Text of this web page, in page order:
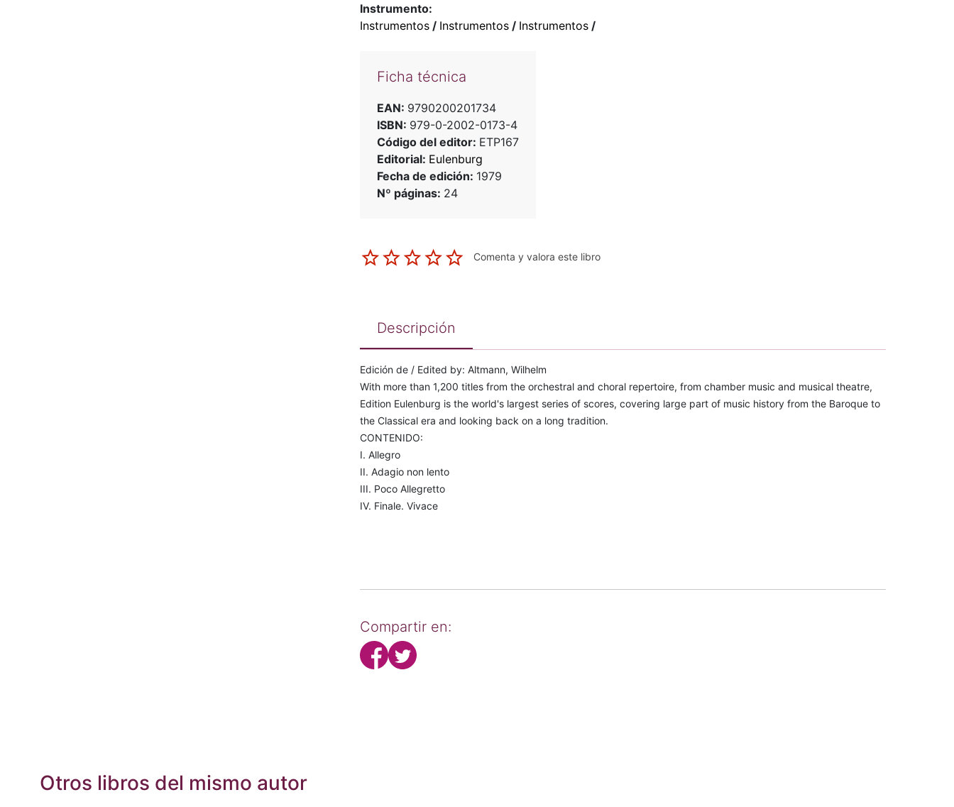
Instrumento:
Instrumentos/ Instrumentos/ Instrumentos/
Ficha técnica
EAN: 9790200201734
ISBN: 979-0-2002-0173-4
Código del editor: ETP167
Editorial: Eulenburg
Fecha de edición: 1979
Nº páginas: 24
Comenta y valora este libro
Descripción
Edición de / Edited by: Altmann, Wilhelm
With more than 1,200 titles from the orchestral and choral repertoire, from chamber music and musical theatre,
Edition Eulenburg is the world's largest series of scores, covering large part of music history from the Baroque to
the Classical era and looking back on a long tradition.
CONTENIDO:
I. Allegro
II. Adagio non lento
III. Poco Allegretto
IV. Finale. Vivace
Compartir en:
Otros libros del mismo autor